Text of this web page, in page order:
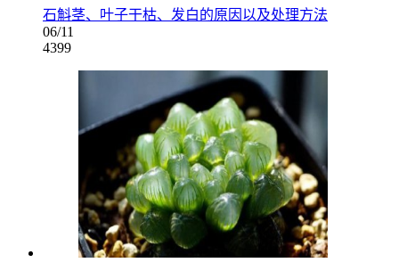
石斛茎、叶子干枯、发白的原因以及处理方法
06/11
4399